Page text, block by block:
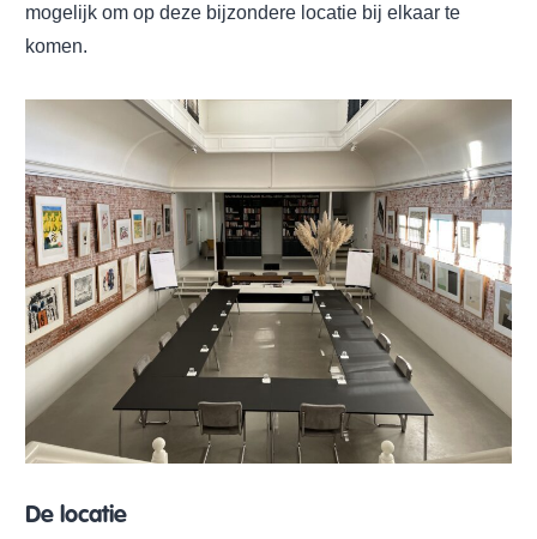
mogelijk om op deze bijzondere locatie bij elkaar te
komen.
De locatie